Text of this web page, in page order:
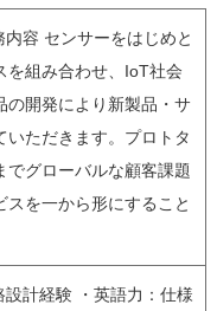
容 センサーをはじめと
を組み合わせ、IoT社会
の開発により新製品・サ
いただきます。プロトタ
でグローバルな顧客課題
を一から形にすること
計経験 ・英語力：仕様